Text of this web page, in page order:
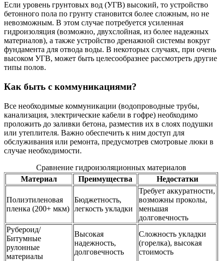
Если уровень грунтовых вод (УГВ) высокий, то устройство
бетонного пола по грунту становится более сложным, но не
невозможным. В этом случае потребуется усиленная
гидроизоляция (возможно, двухслойная, из более надежных
материалов), а также устройство дренажной системы вокруг
фундамента для отвода воды. В некоторых случаях, при очень
высоком УГВ, может быть целесообразнее рассмотреть другие
типы полов.
Как быть с коммуникациями?
Все необходимые коммуникации (водопроводные трубы,
канализация, электрические кабели в гофре) необходимо
проложить до заливки бетона, разместив их в слоях подушки
или утеплителя. Важно обеспечить к ним доступ для
обслуживания или ремонта, предусмотрев смотровые люки в
случае необходимости.
Сравнение гидроизоляционных материалов
Материал
Преимущества Недостатки
Полиэтиленовая
пленка (200+ мкм)
Бюджетность,
легкость укладки
Требует аккуратности,
возможны проколы,
меньшая
долговечность
Рубероид/
Битумные
рулонные
материалы
Высокая
надежность,
долговечность
Сложность укладки
(горелка), высокая
стоимость